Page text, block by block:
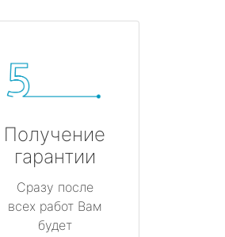
Получение
гарантии
Сразу после
всех работ Вам
будет